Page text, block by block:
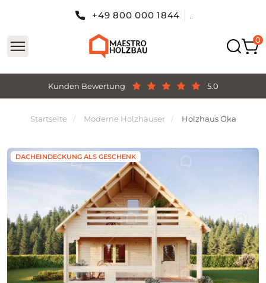
Kunden Bewertung 5.0
+49 800 000 1844 .
Startseite Moderne Holzhäuser Holzhaus Oka
DACHEINDECKUNG ALS GESCHENK